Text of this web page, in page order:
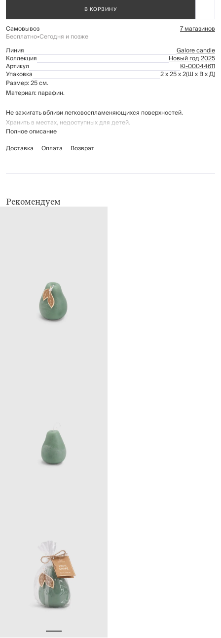
В КОРЗИНУ
Самовывоз 7 магазинов
Бесплатно•Сегодня и позже
Линия
Galore candle
Коллекция Новый год 2025
Артикул Kl-00044611
Упаковка 2 x 25 x 2(Ш x В x Д)
Размер: 25 см.
Материал: парафин.
Не зажигать вблизи легковоспламеняющихся поверхностей.
Хранить в местах, недоступных для детей.
Полное описание
Доставка
Оплата Возврат
Рекомендуем